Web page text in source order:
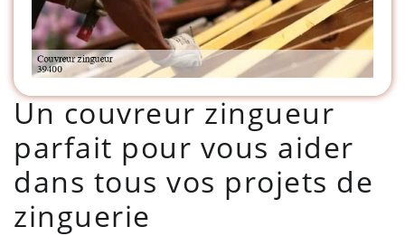
Un couvreur zingueur
parfait pour vous aider
dans tous vos projets de
zinguerie